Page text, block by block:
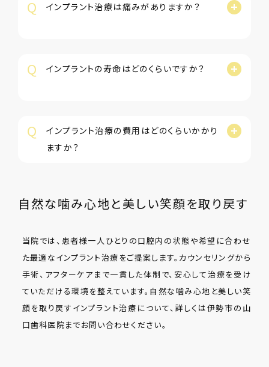
Q インプラント治療は痛みがありますか？
Q インプラントの寿命はどのくらいですか？
Q
インプラント治療の費用はどのくらいかかり
ますか？
自然な噛み心地と美しい笑顔を取り戻す
当院では、患者様一人ひとりの口腔内の状態や希望に合わせ
た最適なインプラント治療をご提案します。カウンセリングから
手術、アフターケアまで一貫した体制で、安心して治療を受け
ていただける環境を整えています。自然な噛み心地と美しい笑
顔を取り戻すインプラント治療について、詳しくは伊勢市の山
口歯科医院までお問い合わせください。